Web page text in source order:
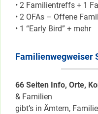
• 2 Familientreffs + 1
• 2 OFAs – Offene
• 1 “Early Bird” + mehr
Familienwegweiser
66 Seiten Info, Orte,
& Familien
gibt’s in Ämtern,